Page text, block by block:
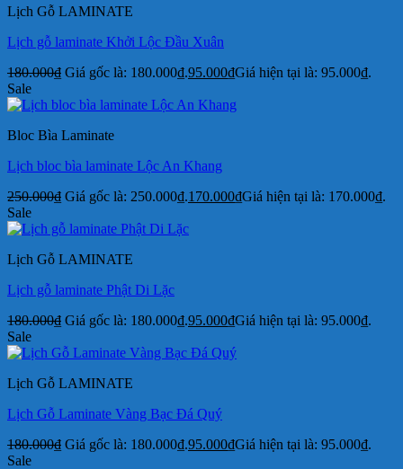
Lịch Gỗ LAMINATE
Lịch gỗ laminate Khởi Lộc Đầu Xuân
180.000₫ Giá gốc là: 180.000₫.95.000₫Giá hiện tại là: 95.000₫.
Sale
Bloc Bìa Laminate
Lịch bloc bìa laminate Lộc An Khang
250.000₫ Giá gốc là: 250.000₫.170.000₫Giá hiện tại là: 170.000₫.
Sale
Lịch Gỗ LAMINATE
Lịch gỗ laminate Phật Di Lặc
180.000₫ Giá gốc là: 180.000₫.95.000₫Giá hiện tại là: 95.000₫.
Sale
Lịch Gỗ LAMINATE
Lịch Gỗ Laminate Vàng Bạc Đá Quý
180.000₫ Giá gốc là: 180.000₫.95.000₫Giá hiện tại là: 95.000₫.
Sale